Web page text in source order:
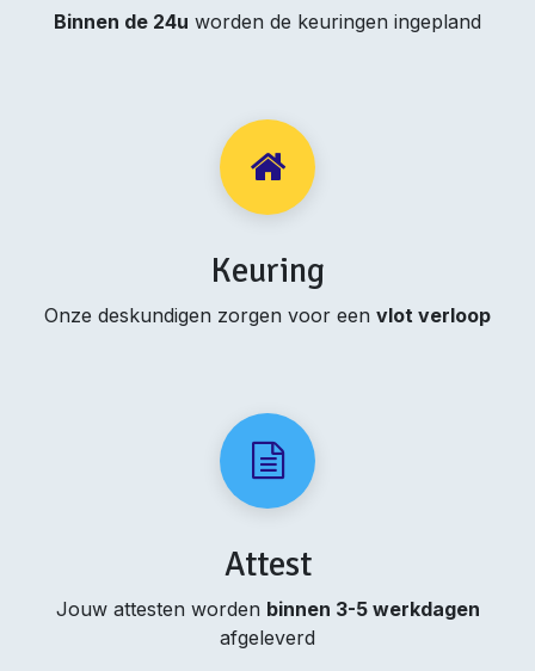
Binnen de 24u worden de keuringen ingepland
Keuring
Onze deskundigen zorgen voor een vlot verloop
Attest
Jouw attesten worden binnen 3-5 werkdagen
afgeleverd